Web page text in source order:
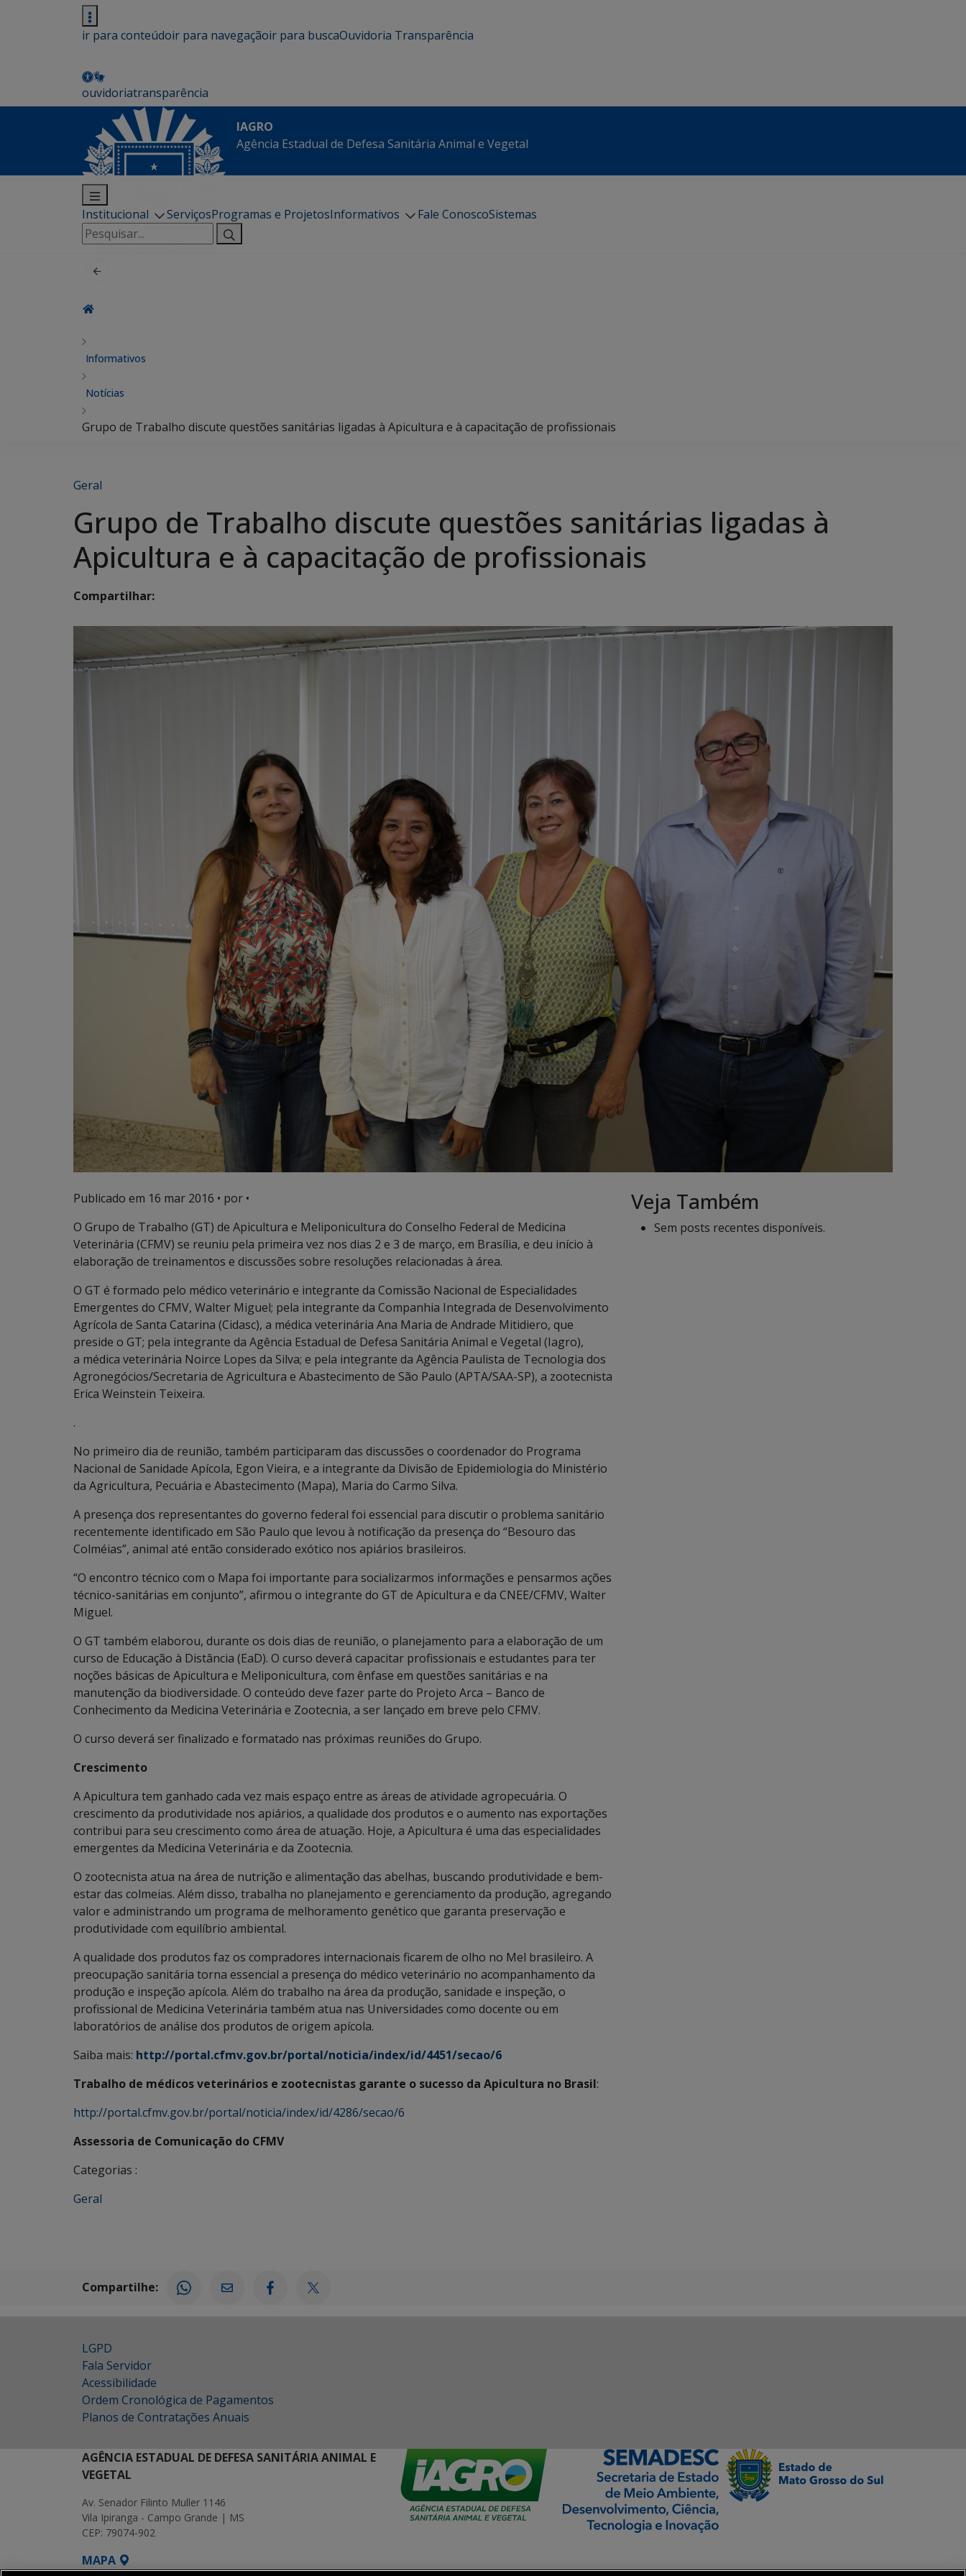
ir para conteúdoir para navegaçãoir para buscaOuvidoria Transparência
ouvidoriatransparência
IAGRO
Agência Estadual de Defesa Sanitária Animal e Vegetal
Institucional ServiçosProgramas e ProjetosInformativos Fale ConoscoSistemas
Pesquisar
por:
Informativos
Notícias
Grupo de Trabalho discute questões sanitárias ligadas à Apicultura e à capacitação de profissionais
Geral
Grupo de Trabalho discute questões sanitárias ligadas à
Apicultura e à capacitação de profissionais
Compartilhar:
Publicado em 16 mar 2016 • por •
O Grupo de Trabalho (GT) de Apicultura e Meliponicultura do Conselho Federal de Medicina
Veterinária (CFMV) se reuniu pela primeira vez nos dias 2 e 3 de março, em Brasília, e deu início à
elaboração de treinamentos e discussões sobre resoluções relacionadas à área.
O GT é formado pelo médico veterinário e integrante da Comissão Nacional de Especialidades
Emergentes do CFMV, Walter Miguel; pela integrante da Companhia Integrada de Desenvolvimento
Agrícola de Santa Catarina (Cidasc), a médica veterinária Ana Maria de Andrade Mitidiero, que
preside o GT; pela integrante da Agência Estadual de Defesa Sanitária Animal e Vegetal (Iagro),
a médica veterinária Noirce Lopes da Silva; e pela integrante da Agência Paulista de Tecnologia dos
Agronegócios/Secretaria de Agricultura e Abastecimento de São Paulo (APTA/SAA-SP), a zootecnista
Erica Weinstein Teixeira.
.
No primeiro dia de reunião, também participaram das discussões o coordenador do Programa
Nacional de Sanidade Apícola, Egon Vieira, e a integrante da Divisão de Epidemiologia do Ministério
da Agricultura, Pecuária e Abastecimento (Mapa), Maria do Carmo Silva.
A presença dos representantes do governo federal foi essencial para discutir o problema sanitário
recentemente identificado em São Paulo que levou à notificação da presença do “Besouro das
Colméias”, animal até então considerado exótico nos apiários brasileiros.
“O encontro técnico com o Mapa foi importante para socializarmos informações e pensarmos ações
técnico-sanitárias em conjunto”, afirmou o integrante do GT de Apicultura e da CNEE/CFMV, Walter
Miguel.
O GT também elaborou, durante os dois dias de reunião, o planejamento para a elaboração de um
curso de Educação à Distância (EaD). O curso deverá capacitar profissionais e estudantes para ter
noções básicas de Apicultura e Meliponicultura, com ênfase em questões sanitárias e na
manutenção da biodiversidade. O conteúdo deve fazer parte do Projeto Arca – Banco de
Conhecimento da Medicina Veterinária e Zootecnia, a ser lançado em breve pelo CFMV.
O curso deverá ser finalizado e formatado nas próximas reuniões do Grupo.
Crescimento
A Apicultura tem ganhado cada vez mais espaço entre as áreas de atividade agropecuária. O
crescimento da produtividade nos apiários, a qualidade dos produtos e o aumento nas exportações
contribui para seu crescimento como área de atuação. Hoje, a Apicultura é uma das especialidades
emergentes da Medicina Veterinária e da Zootecnia.
O zootecnista atua na área de nutrição e alimentação das abelhas, buscando produtividade e bem-
estar das colmeias. Além disso, trabalha no planejamento e gerenciamento da produção, agregando
valor e administrando um programa de melhoramento genético que garanta preservação e
produtividade com equilíbrio ambiental.
A qualidade dos produtos faz os compradores internacionais ficarem de olho no Mel brasileiro. A
preocupação sanitária torna essencial a presença do médico veterinário no acompanhamento da
produção e inspeção apícola. Além do trabalho na área da produção, sanidade e inspeção, o
profissional de Medicina Veterinária também atua nas Universidades como docente ou em
laboratórios de análise dos produtos de origem apícola.
Saiba mais: http://portal.cfmv.gov.br/portal/noticia/index/id/4451/secao/6
Trabalho de médicos veterinários e zootecnistas garante o sucesso da Apicultura no Brasil:
http://portal.cfmv.gov.br/portal/noticia/index/id/4286/secao/6
Assessoria de Comunicação do CFMV
Categorias :
Geral
Veja Também
Sem posts recentes disponíveis.
Compartilhe:
LGPD
Fala Servidor
Acessibilidade
Ordem Cronológica de Pagamentos
Planos de Contratações Anuais
AGÊNCIA ESTADUAL DE DEFESA SANITÁRIA ANIMAL E
VEGETAL
Av. Senador Filinto Muller 1146
Vila Ipiranga - Campo Grande | MS
CEP: 79074-902
MAPA